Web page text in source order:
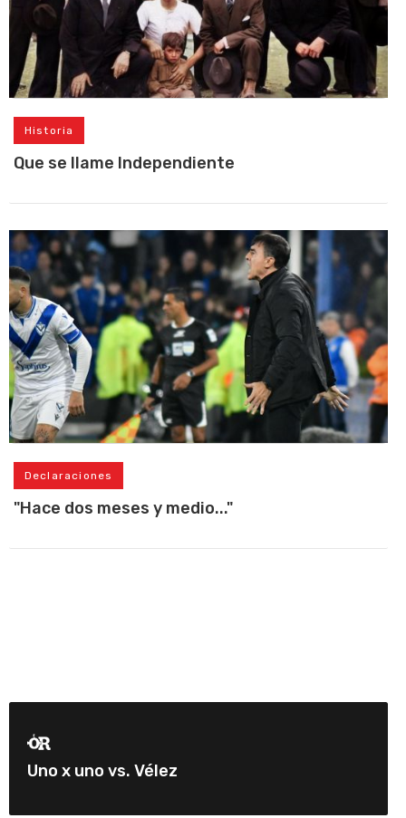
Historia
Que se llame Independiente
Declaraciones
"Hace dos meses y medio..."
Uno x uno vs. Vélez